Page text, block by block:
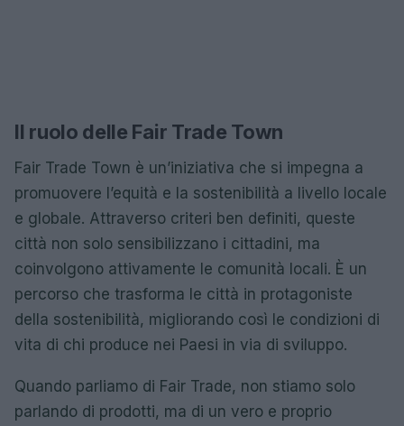
Il ruolo delle Fair Trade Town
Fair Trade Town è un’iniziativa che si impegna a
promuovere l’equità e la sostenibilità a livello locale
e globale. Attraverso criteri ben definiti, queste
città non solo sensibilizzano i cittadini, ma
coinvolgono attivamente le comunità locali. È un
percorso che trasforma le città in protagoniste
della sostenibilità, migliorando così le condizioni di
vita di chi produce nei Paesi in via di sviluppo.
Quando parliamo di Fair Trade, non stiamo solo
parlando di prodotti, ma di un vero e proprio